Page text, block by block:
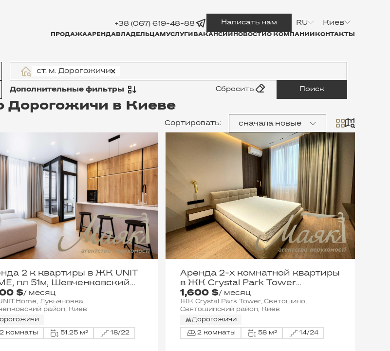
+38 (067) 619-48-88 Написать нам RU Киев
ПРОДАЖААРЕНДА ВЛАДЕЛЬЦАМ УСЛУГИ ВАКАНСИИ НОВОСТИ О КОМПАНИИ КОНТАКТЫ
ст. м. Дорогожичи
Дополнительные фильтры Сбросить Поиск
Дорогожичи в Киеве
Сортировать: сначала новые
$/ месяц
2 к квартиры в ЖК UNIT
пл 51м, Шевченковский
Лукьяновка,
район, Киев
2 комнаты 51.25 м² 18/22
1,600 $/ месяц
Аренда 2-х комнатной квартиры
в ЖК Crystal Park Tower
просп.Берестейский (Победы),
42а
ЖК Crystal Park Tower, Святошино,
Святошинский район, Киев
Дорогожичи
2 комнаты 58 м² 14/24